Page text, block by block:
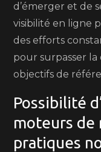
d’émerger et de
visibilité en ligne
des efforts
pour surpasser
objectifs de
Possibilité
moteurs de
pratiques